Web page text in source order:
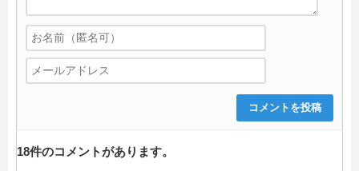
18件のコメントがあります。